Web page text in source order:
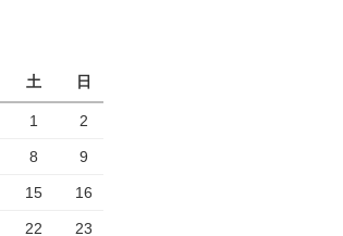
土 日
1 2
8 9
15 16
22 23